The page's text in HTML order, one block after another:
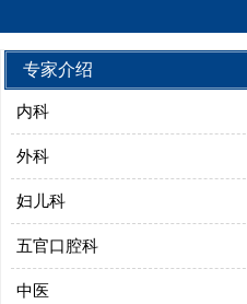
专家介绍
内科
外科
妇儿科
五官口腔科
中医